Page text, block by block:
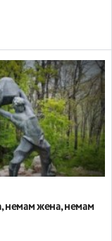
немам жена, немам